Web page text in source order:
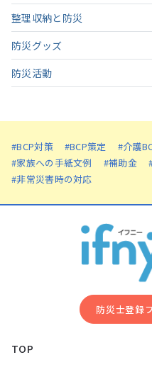
整理収納と防災
防災グッズ
防災活動
#BCP対策 #BCP策定 #介護
#家族への手紙文例
#補助金
#非常災害時の対応
防災⼠登録
TOP